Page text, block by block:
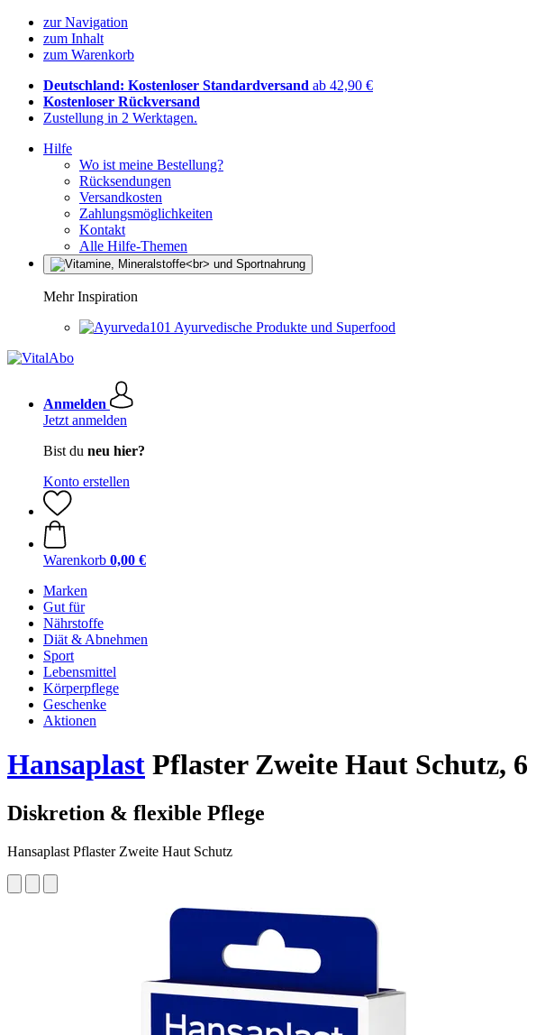
zur Navigation
zum Inhalt
zum Warenkorb
Deutschland: Kostenloser Standardversand ab 42,90 €
Kostenloser Rückversand
Zustellung in 2 Werktagen.
Hilfe
Wo ist meine Bestellung?
Rücksendungen
Versandkosten
Zahlungsmöglichkeiten
Kontakt
Alle Hilfe-Themen
Mehr Inspiration
Ayurvedische Produkte und Superfood
Anmelden
Jetzt anmelden
Bist du neu hier?
Konto erstellen
Warenkorb 0,00 €
Marken
Gut für
Nährstoffe
Diät & Abnehmen
Sport
Lebensmittel
Körperpflege
Geschenke
Aktionen
Hansaplast Pflaster Zweite Haut Schutz,
Diskretion & flexible Pflege
Hansaplast Pflaster Zweite Haut Schutz